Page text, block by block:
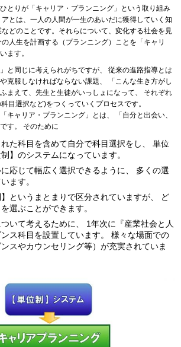
とりが「キャリア・プランニング」という取り組み
とは、一人の人間が一生のあいだに獲得していく知
どのことです。それらについて、変化する社会を見
人生を計画する（プランニング）ことを「キャリ
ます。
と同じに考えられがちですが、 従来の進路指導とは
克服しなければならない課題、 「こんな生き方がし
まえて、先生と生徒がいっしょになって、 それぞれ
目選択など)をつくっていくプロセスです。
キャリア・プランニング」とは、 「自分と出会い、
す。 そのために
た科目を含めて自分で科目選択をし、 単位
】のシステムになっています。
応じて幅広く選択できるように、 多くの選
ます。
というまとまりで区分されていますが、 ど
選ぶことができます。
いて考えるために、 1年次に『産業社会と人
ス科目を設置しています。 様々な場面での
スやカウンセリング等）が充実されていま